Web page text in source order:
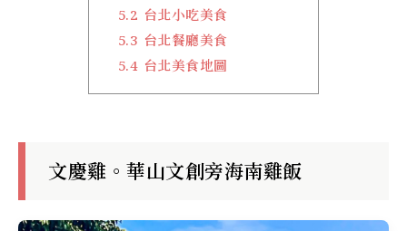
5.2 台北小吃美食
5.3 台北餐廳美食
5.4 台北美食地圖
文慶雞。華山文創旁海南雞飯